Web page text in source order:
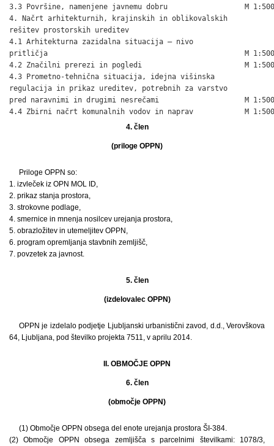
3.3 Površine, namenjene javnemu dobru                  M 1:500
4. Načrt arhitekturnih, krajinskih in oblikovalskih
rešitev prostorskih ureditev
4.1 Arhitekturna zazidalna situacija – nivo
pritličja                                              M 1:500
4.2 Značilni prerezi in pogledi                        M 1:500
4.3 Prometno-tehnična situacija, idejna višinska
regulacija in prikaz ureditev, potrebnih za varstvo
pred naravnimi in drugimi nesrečami                    M 1:500
4.4 Zbirni načrt komunalnih vodov in naprav            M 1:500
4. člen
(priloge OPPN)
Priloge OPPN so:
1. izvleček iz OPN MOL ID,
2. prikaz stanja prostora,
3. strokovne podlage,
4. smernice in mnenja nosilcev urejanja prostora,
5. obrazložitev in utemeljitev OPPN,
6. program opremljanja stavbnih zemljišč,
7. povzetek za javnost.
5. člen
(izdelovalec OPPN)
OPPN je izdelalo podjetje Ljubljanski urbanistični zavod, d.d., Verovškova
64, Ljubljana, pod številko projekta 7511, v aprilu 2014.
II. OBMOČJE OPPN
6. člen
(območje OPPN)
(1) Območje OPPN obsega del enote urejanja prostora ŠI-384.
(2) Območje OPPN obsega zemljišča s parcelnimi številkami: 1078/3,